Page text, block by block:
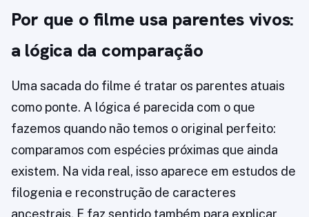
Por que o filme usa parentes vivos:
a lógica da comparação
Uma sacada do filme é tratar os parentes atuais
como ponte. A lógica é parecida com o que
fazemos quando não temos o original perfeito:
comparamos com espécies próximas que ainda
existem. Na vida real, isso aparece em estudos de
filogenia e reconstrução de caracteres
ancestrais. E faz sentido também para explicar